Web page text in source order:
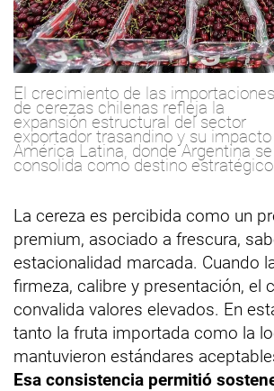
El crecimiento de las importaciones
de cerezas chilenas refleja la
expansión estructural del sector
exportador trasandino y su impacto
América Latina, donde Argentina se
consolida como destino
La cereza es percibida como un
premium, asociado a frescura,
estacionalidad marcada. Cuando
firmeza, calibre y presentación, el
convalida valores elevados. En
tanto la fruta importada como la
mantuvieron estándares
Esa consistencia permitió